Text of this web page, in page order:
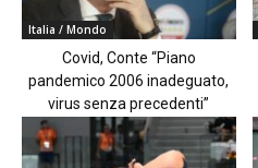
Italia / Mondo
Covid, Conte “Piano
pandemico 2006 inadeguato,
virus senza precedenti”